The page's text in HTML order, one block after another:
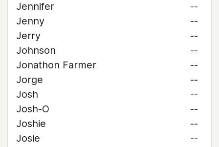
Jennifer
--
Jenny
--
Jerry
--
Johnson
--
Jonathon Farmer
--
Jorge
--
Josh
--
Josh-O
--
Joshie
--
Josie
--